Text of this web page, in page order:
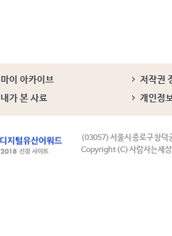
마이 아카이브
저작권
내가 본 사료 개인정
(03057) 서울시 종로구 창덕
Copyright (C) 사람사는세